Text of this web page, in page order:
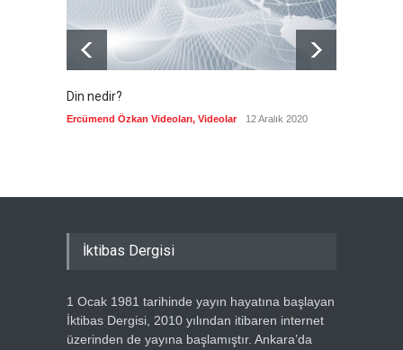
Din nedir?
Ercümend Özkan Videoları, Videolar 12 Aralık 2020
İktibas Dergisi
1 Ocak 1981 tarihinde yayın hayatına başlayan
İktibas Dergisi, 2010 yılından itibaren internet
üzerinden de yayına başlamıştır. Ankara’da